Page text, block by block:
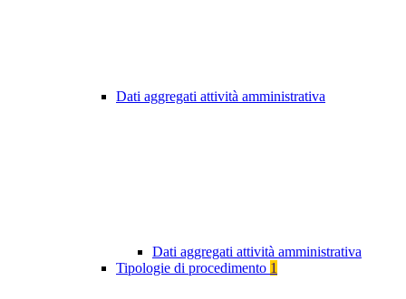
Dati aggregati attività amministrativa
Dati aggregati attività amministrativa
Tipologie di procedimento 1